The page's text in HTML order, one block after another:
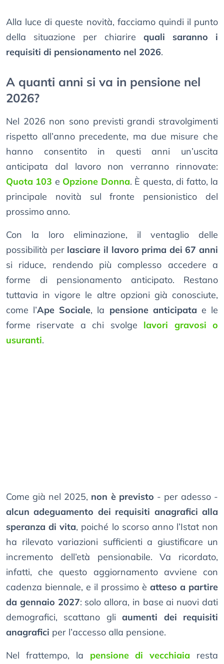
Alla luce di queste novità, facciamo quindi il punto
della situazione per chiarire quali saranno i
requisiti di pensionamento nel 2026.
A quanti anni si va in pensione nel
2026?
Nel 2026 non sono previsti grandi stravolgimenti
rispetto all’anno precedente, ma due misure che
hanno consentito in questi anni un’uscita
anticipata dal lavoro non verranno rinnovate:
Quota 103 e Opzione Donna. È questa, di fatto, la
principale novità sul fronte pensionistico del
prossimo anno.
Con la loro eliminazione, il ventaglio delle
possibilità per lasciare il lavoro prima dei 67 anni
si riduce, rendendo più complesso accedere a
forme di pensionamento anticipato. Restano
tuttavia in vigore le altre opzioni già conosciute,
come l’Ape Sociale, la pensione anticipata e le
forme riservate a chi svolge lavori gravosi o
usuranti.
Come già nel 2025, non è previsto - per adesso -
alcun adeguamento dei requisiti anagrafici alla
speranza di vita, poiché lo scorso anno l’Istat non
ha rilevato variazioni sufficienti a giustificare un
incremento dell’età pensionabile. Va ricordato,
infatti, che questo aggiornamento avviene con
cadenza biennale, e il prossimo è atteso a partire
da gennaio 2027: solo allora, in base ai nuovi dati
demografici, scattano gliaumenti dei requisiti
anagrafici per l’accesso alla pensione.
Nel frattempo, la pensione di vecchiaia resta